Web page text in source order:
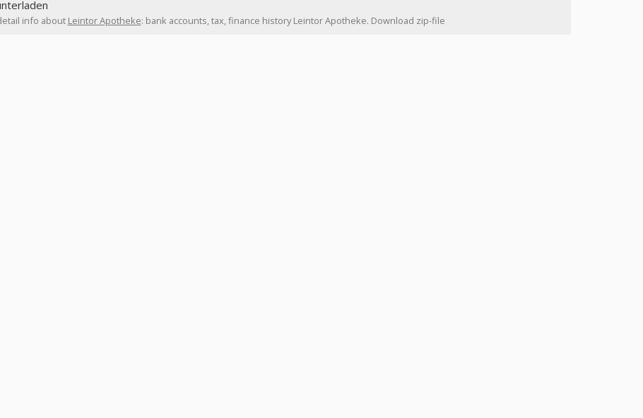
info about Leintor Apotheke: bank accounts, tax, finance history Leintor Apotheke. Download zip-file